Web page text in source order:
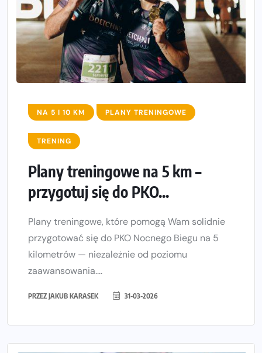
NA 5 I 10 KM PLANY TRENINGOWE
TRENING
Plany treningowe na 5 km –
przygotuj się do PKO...
Plany treningowe, które pomogą Wam solidnie
przygotować się do PKO Nocnego Biegu na 5
kilometrów — niezależnie od poziomu
zaawansowania....
PRZEZ JAKUB KARASEK 31-03-2026